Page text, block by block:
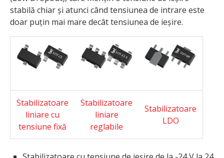
stabilă chiar și atunci când tensiunea de intrare este
doar puțin mai mare decât tensiunea de ieșire.
Stabilizatoare
liniare cu
tensiune fixă
Stabilizatoare
liniare
reglabile
Stabilizatoare
LDO